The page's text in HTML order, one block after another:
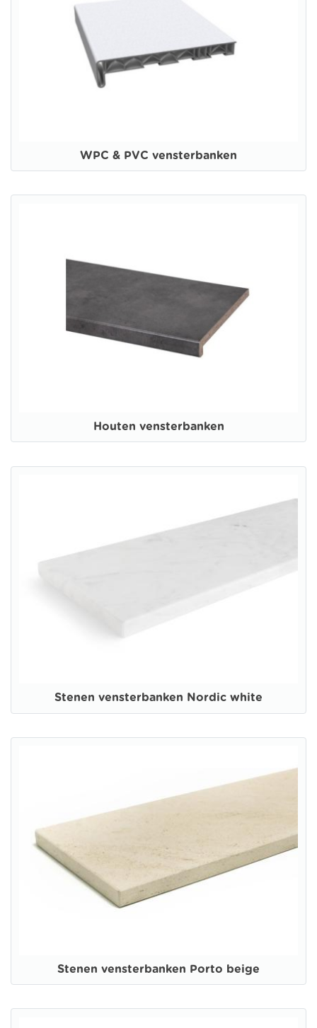
WPC & PVC vensterbanken
Houten vensterbanken
Stenen vensterbanken Nordic white
Stenen vensterbanken Porto beige